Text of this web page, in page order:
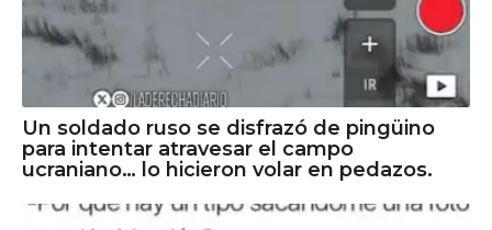
Un soldado ruso se disfrazó de pingüino
para intentar atravesar el campo
ucraniano… lo hicieron volar en pedazos.